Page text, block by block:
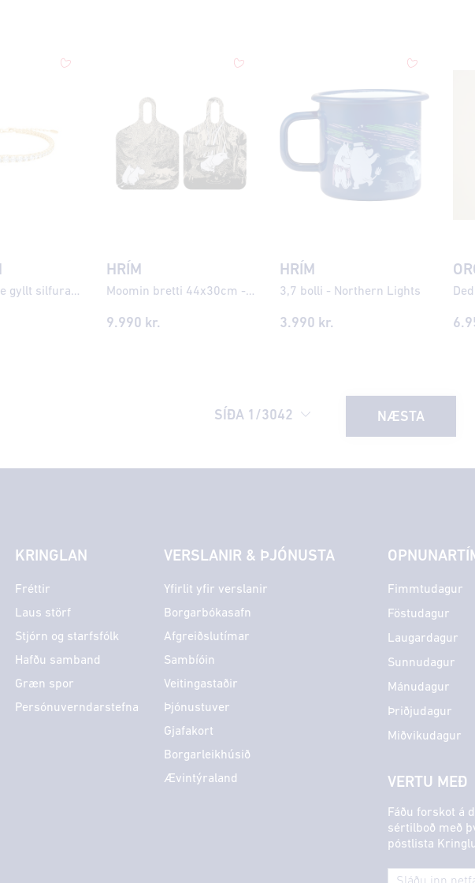
JOANLI Rikke gyllt silfurarmband með zirkonia ●405900
HRÍM
Moomin bretti 44x30cm - The Pond
9.990 kr.
HRÍM
3,7 bolli - Northern Lights
3.990 kr.
SÍÐA 1 /3042 NÆSTA
KRINGLAN
Fréttir
Laus störf
Stjórn og starfsfólk
Hafðu samband
Græn spor
Persónuverndarstefna
VERSLANIR & ÞJÓNUSTA
Yfirlit yfir verslanir
Borgarbókasafn
Afgreiðslutímar
Sambíóin
Veitingastaðir
Þjónustuver
Gjafakort
Borgarleikhúsið
Ævintýraland
Fimmtudagur
Föstudagur
Laugardagur
Sunnudagur
Mánudagur
Þriðjudagur
Miðvikudagur
VERTU MEÐ
Fáðu forskot á
sértilboð með
póstlista